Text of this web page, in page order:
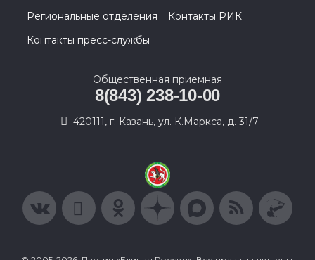
Региональные отделения
Контакты РИК
Контакты пресс-службы
Общественная приемная
8(843) 238-10-00
420111, г. Казань, ул. К.Маркса, д. 31/7